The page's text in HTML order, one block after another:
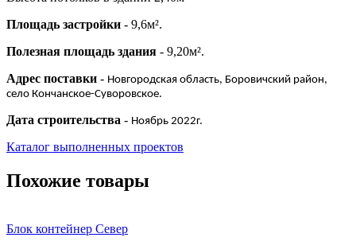
Площадь застройки - 9,6м².
Полезная площадь здания - 9,20м².
Адрес поставки - Новгородская область, Боровичский район,
село Кончанское-Суворовское.
Дата строительства - Ноябрь 2022г.
Каталог выполненных проектов
Похожие товары
Блок контейнер Север